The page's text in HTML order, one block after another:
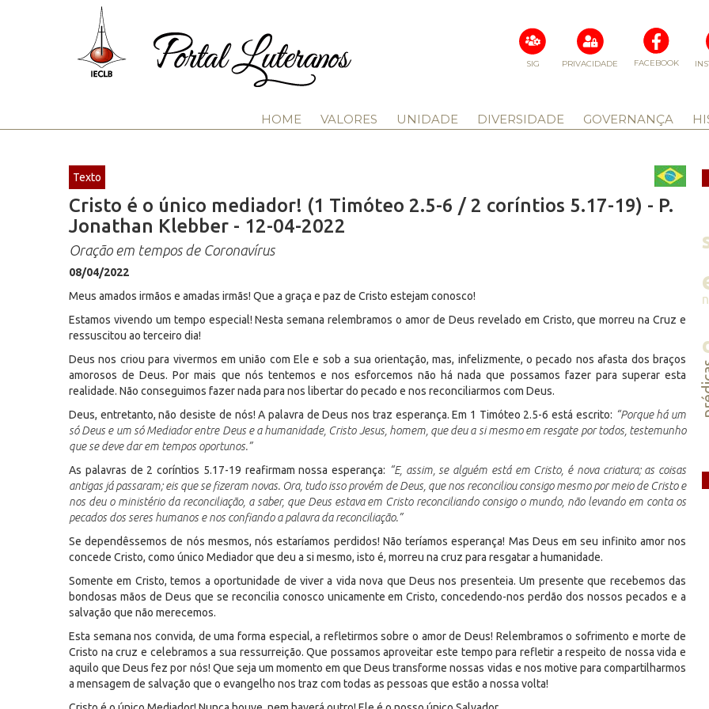
FACEBOOK
PRIVACIDADE
SIG
HOME VALORES UNIDADE DIVERSIDADE GOVERNANÇA
Texto
Cristo é o único mediador! (1 Timóteo 2.5-6 / 2 coríntios 5.17-19) - P.
Jonathan Klebber - 12-04-2022
Oração em tempos de Coronavírus
08/04/2022
Meus amados irmãos e amadas irmãs! Que a graça e paz de Cristo estejam conosco!
Estamos vivendo um tempo especial! Nesta semana relembramos o amor de Deus revelado em Cristo, que morreu na Cruz e
ressuscitou ao terceiro dia!
Deus nos criou para vivermos em união com Ele e sob a sua orientação, mas, infelizmente, o pecado nos afasta dos braços
amorosos de Deus. Por mais que nós tentemos e nos esforcemos não há nada que possamos fazer para superar esta
realidade. Não conseguimos fazer nada para nos libertar do pecado e nos reconciliarmos com Deus.
Deus, entretanto, não desiste de nós! A palavra de Deus nos traz esperança. Em 1 Timóteo 2.5-6 está escrito: “Porque há um
só Deus e um só Mediador entre Deus e a humanidade, Cristo Jesus, homem, que deu a si mesmo em resgate por todos, testemunho
que se deve dar em tempos oportunos.”
As palavras de 2 coríntios 5.17-19 reafirmam nossa esperança: “E, assim, se alguém está em Cristo, é nova criatura; as coisas
antigas já passaram; eis que se fizeram novas. Ora, tudo isso provém de Deus, que nos reconciliou consigo mesmo por meio de Cristo e
nos deu o ministério da reconciliação, a saber, que Deus estava em Cristo reconciliando consigo o mundo, não levando em conta os
pecados dos seres humanos e nos confiando a palavra da reconciliação.”
Se dependêssemos de nós mesmos, nós estaríamos perdidos! Não teríamos esperança! Mas Deus em seu infinito amor nos
concede Cristo, como único Mediador que deu a si mesmo, isto é, morreu na cruz para resgatar a humanidade.
Somente em Cristo, temos a oportunidade de viver a vida nova que Deus nos presenteia. Um presente que recebemos das
bondosas mãos de Deus que se reconcilia conosco unicamente em Cristo, concedendo-nos perdão dos nossos pecados e a
salvação que não merecemos.
Esta semana nos convida, de uma forma especial, a refletirmos sobre o amor de Deus! Relembramos o sofrimento e morte de
Cristo na cruz e celebramos a sua ressurreição. Que possamos aproveitar este tempo para refletir a respeito de nossa vida e
aquilo que Deus fez por nós! Que seja um momento em que Deus transforme nossas vidas e nos motive para compartilharmos
a mensagem de salvação que o evangelho nos traz com todas as pessoas que estão a nossa volta!